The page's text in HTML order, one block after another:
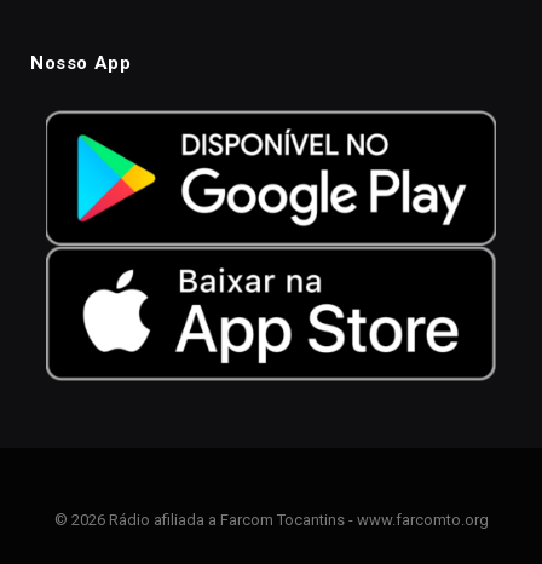
Nosso App
© 2026 Rádio afiliada a Farcom Tocantins - www.farcomto.org